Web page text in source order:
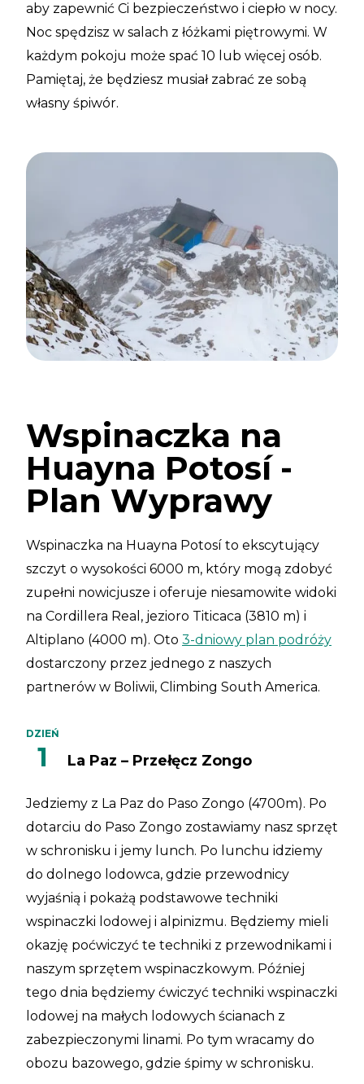
aby zapewnić Ci bezpieczeństwo i ciepło w nocy.
Noc spędzisz w salach z łóżkami piętrowymi. W
każdym pokoju może spać 10 lub więcej osób.
Pamiętaj, że będziesz musiał zabrać ze sobą
własny śpiwór.
Wspinaczka na
Huayna Potosí -
Plan Wyprawy
Wspinaczka na Huayna Potosí to ekscytujący
szczyt o wysokości 6000 m, który mogą zdobyć
zupełni nowicjusze i oferuje niesamowite widoki
na Cordillera Real, jezioro Titicaca (3810 m) i
Altiplano (4000 m). Oto 3-dniowy plan podróży
dostarczony przez jednego z naszych
partnerów w Boliwii, Climbing South America.
DZIEŃ
1 La Paz – Przełęcz Zongo
Jedziemy z La Paz do Paso Zongo (4700m). Po
dotarciu do Paso Zongo zostawiamy nasz sprzęt
w schronisku i jemy lunch. Po lunchu idziemy
do dolnego lodowca, gdzie przewodnicy
wyjaśnią i pokażą podstawowe techniki
wspinaczki lodowej i alpinizmu. Będziemy mieli
okazję poćwiczyć te techniki z przewodnikami i
naszym sprzętem wspinaczkowym. Później
tego dnia będziemy ćwiczyć techniki wspinaczki
lodowej na małych lodowych ścianach z
zabezpieczonymi linami. Po tym wracamy do
obozu bazowego, gdzie śpimy w schronisku.